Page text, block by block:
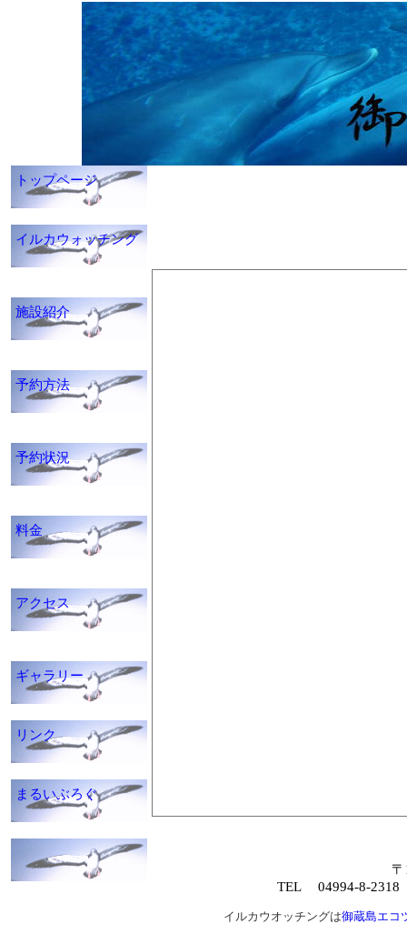
トップページ
イルカウォッチング
施設紹介
予約方法
予約状況
料金
アクセス
ギャラリー
リンク
まるいぶろぐ
TEL 04994-8-2318
イルカウオッチングは御蔵島エコ